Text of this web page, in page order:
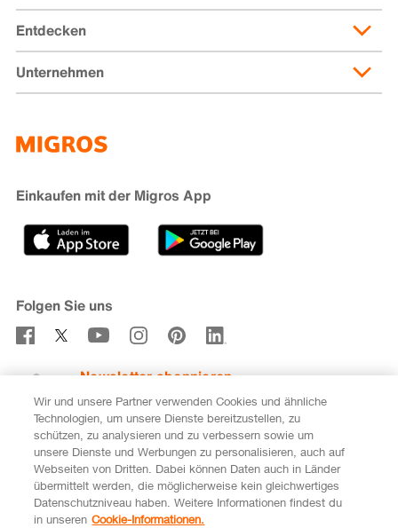
Lieferung & Lieferkosten
Lieferpass
Zahlungsmöglichkeiten
Cumulus
Filialfinder
Entdecken
Migusto
iMpuls
Migros Bank
Unternehmen
Nachhaltigkeit
Karriere
Sponsoring
Medien
Verhaltenskodex & Meldestelle
Einkaufen mit der Migros App
Folgen Sie uns
Newsletter abonnieren
Rechtliches Datenschutz
Impressum
Cookie-Einstellungen
FR
Wir und unsere Partner verwenden Cookies und ähnliche
Technologien, um unsere Dienste bereitzustellen, zu
schützen, zu analysieren und zu verbessern sowie um
unsere Dienste und Werbungen zu personalisieren, auch auf
Webseiten von Dritten. Dabei können Daten auch in Länder
übermittelt werden, die möglicherweise kein gleichwertiges
Datenschutzniveau haben. Weitere Informationen findest du
in unseren Cookie-Informationen.